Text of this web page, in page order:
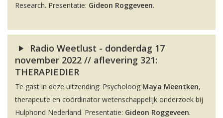
Research. Presentatie: Gideon Roggeveen.
Radio Weetlust - donderdag 17
november 2022 // aflevering 321:
THERAPIEDIER
Te gast in deze uitzending: Psycholoog Maya Meentken,
therapeute en coördinator wetenschappelijk onderzoek bij
Hulphond Nederland. Presentatie: Gideon Roggeveen.